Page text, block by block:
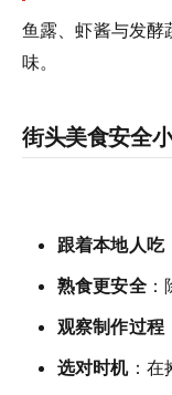
鱼露、虾酱与发酵
味。
街头美食安全
跟着本地人吃
熟食更安全：
观察制作过程
选对时机：在